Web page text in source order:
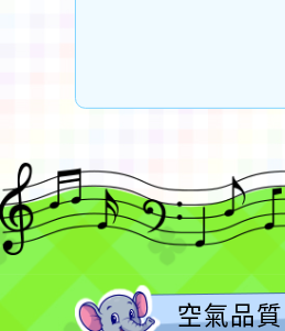
空氣品質